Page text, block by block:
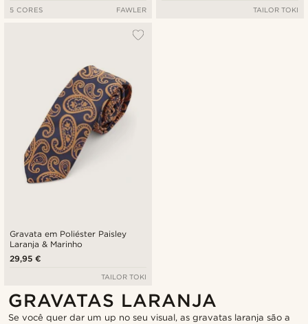
5 CORES FAWLER TAILOR TOKI
Gravata em Poliéster Paisley
Laranja & Marinho
29,95 €
TAILOR TOKI
GRAVATAS LARANJA
Se você quer dar um up no seu visual, as gravatas laranja são a